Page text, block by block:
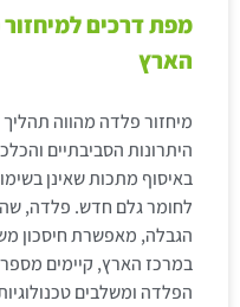
מפת דרכים
הארץ
מיחזור פלדה מהווה
היתרונות הסביבתיים
באיסוף מתכות שאינן
לחומר גלם חדש. פלדה,
הגבלה, מאפשרת חיסכון
במרכז הארץ, קיימים
הפלדה ומשלבים